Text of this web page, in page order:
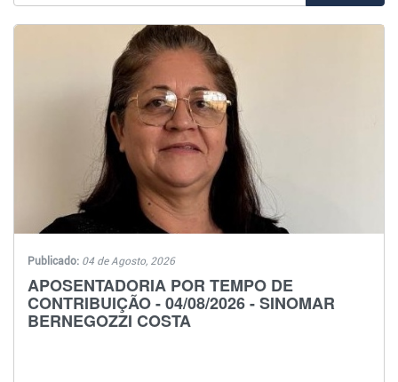
Publicado: 04 de Agosto, 2026
APOSENTADORIA POR TEMPO DE
CONTRIBUIÇÃO - 04/08/2026 - SINOMAR
BERNEGOZZI COSTA